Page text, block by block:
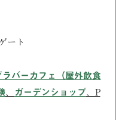
ート
ラバーカフェ（屋外飲食
、 ガーデンショップ、P